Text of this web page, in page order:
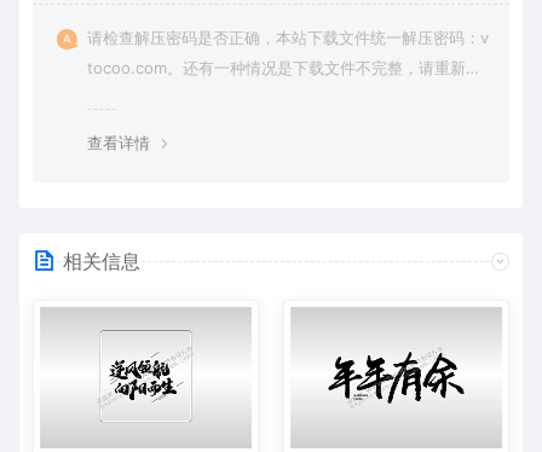
请检查解压密码是否正确，本站下载文件统一解压密码：v
tocoo.com。还有一种情况是下载文件不完整，请重新下
查看详情
相关信息